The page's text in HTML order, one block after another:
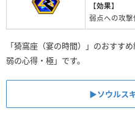
【効果】
弱点への攻
「猗窩座（宴の時間）」のおすす
弱の心得・極」です。
▶︎ソウルス